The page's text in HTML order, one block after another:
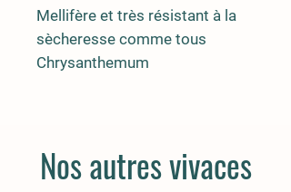
Mellifère et très résistant à la
sècheresse comme tous
Chrysanthemum
Nos autres vivaces